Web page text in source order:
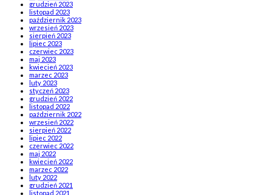
grudzień 2023
listopad 2023
październik 2023
wrzesień 2023
sierpień 2023
lipiec 2023
czerwiec 2023
maj 2023
kwiecień 2023
marzec 2023
luty 2023
styczeń 2023
grudzień 2022
listopad 2022
październik 2022
wrzesień 2022
sierpień 2022
lipiec 2022
czerwiec 2022
maj 2022
kwiecień 2022
marzec 2022
luty 2022
grudzień 2021
listopad 2021